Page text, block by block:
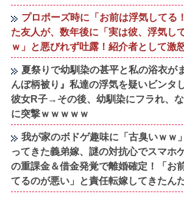
プロポーズ時に「お前は浮気してる
た友人が、数年後に「実は彼、浮気し
ｗ」と悪びれず吐露！紹介者として激
夏祭りで幼馴染の甚平と私の浴衣が
んぼ柄被り』私達の浮気を疑いビンタ
彼女R子→その後、幼馴染にフラれ、
に突撃ｗｗｗｗｗ
我が家のボドゲ趣味に「古臭いｗｗ
ってきた義弟嫁、謎の対抗心でスマホ
の重課金＆借金発覚で離婚確定！「お
てるのが悪い」と責任転嫁してきたん